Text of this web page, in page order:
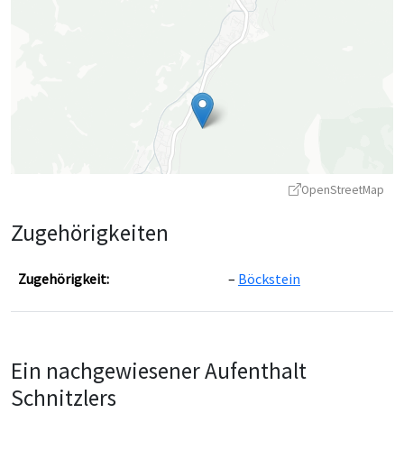
OpenStreetMap
Zugehörigkeiten
Zugehörigkeit: Böckstein
Ein nachgewiesener Aufenthalt
Schnitzlers